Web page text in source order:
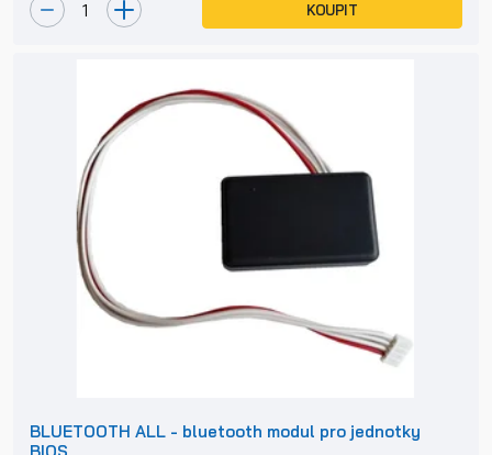
KOUPIT
BLUETOOTH ALL - bluetooth modul pro jednotky